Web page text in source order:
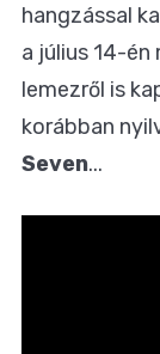
hangzással
a július 14-én
lemezről is
korábban
Seven...